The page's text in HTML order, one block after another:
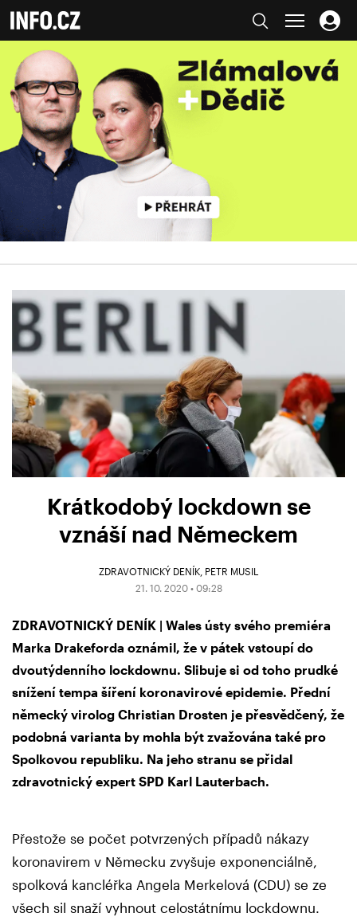
Krátkodobý lockdown se
vznáší nad Německem
ZDRAVOTNICKÝ DENÍK PETR MUSIL
21. 10. 2020 • 09:28
ZDRAVOTNICKÝ DENÍK | Wales ústy svého premiéra
Marka Drakeforda oznámil, že v pátek vstoupí do
dvoutýdenního lockdownu. Slibuje si od toho prudké
snížení tempa šíření koronavirové epidemie. Přední
německý virolog Christian Drosten je přesvědčený, že
podobná varianta by mohla být zvažována také pro
Spolkovou republiku. Na jeho stranu se přidal
zdravotnický expert SPD Karl Lauterbach.
Přestože se počet potvrzených případů nákazy
koronavirem v Německu zvyšuje exponenciálně,
spolková kancléřka Angela Merkelová (CDU) se ze
všech sil snaží vyhnout celostátnímu lockdownu.